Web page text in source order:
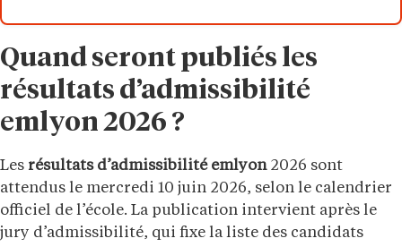
Quand seront publiés les
résultats d’admissibilité
emlyon 2026 ?
Les résultats d’admissibilité emlyon2026 sont
attendus le mercredi 10 juin 2026, selon le calendrier
officiel de l’école. La publication intervient après le
jury d’admissibilité, qui fixe la liste des candidats